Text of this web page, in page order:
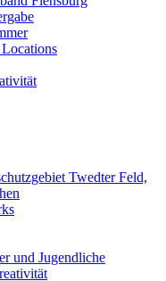
Twedter Feld,
und Jugendliche